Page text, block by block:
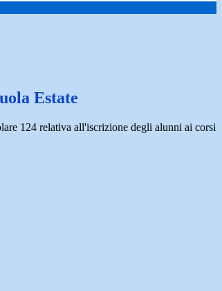
Estate
124 relativa all'iscrizione degli alunni ai corsi